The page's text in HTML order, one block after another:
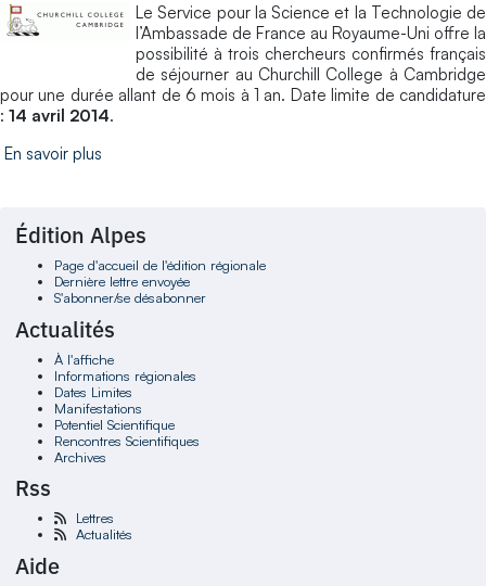
Le Service pour la Science et la Technologie de
l’Ambassade de France au Royaume-Uni offre la
possibilité à trois chercheurs confirmés français
de séjourner au Churchill College à Cambridge
pour une durée allant de 6 mois à 1 an. Date limite de candidature
: 14 avril 2014.
En savoir plus
Édition Alpes
Page d'accueil de l'édition régionale
Dernière lettre envoyée
S'abonner/se désabonner
Actualités
À l'affiche
Informations régionales
Dates Limites
Manifestations
Potentiel Scientifique
Rencontres Scientifiques
Archives
Rss
Lettres
Actualités
Aide